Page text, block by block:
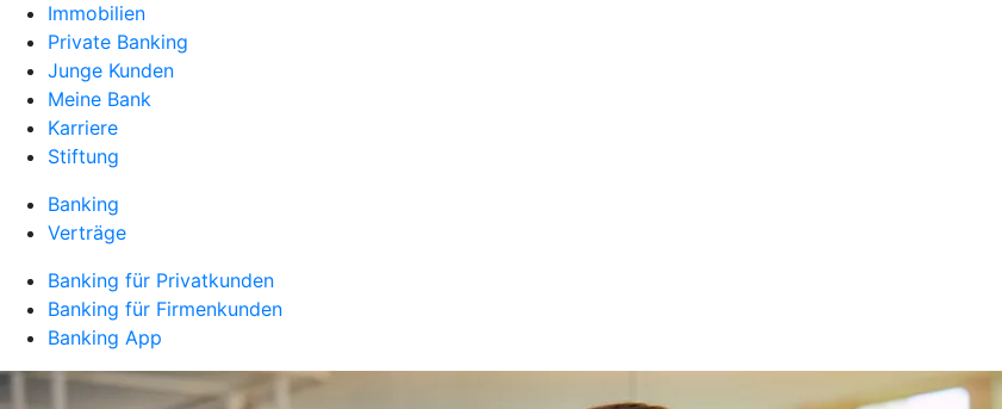
Immobilien
Private Banking
Junge Kunden
Meine Bank
Karriere
Stiftung
Banking
Verträge
Banking für Privatkunden
Banking für Firmenkunden
Banking App